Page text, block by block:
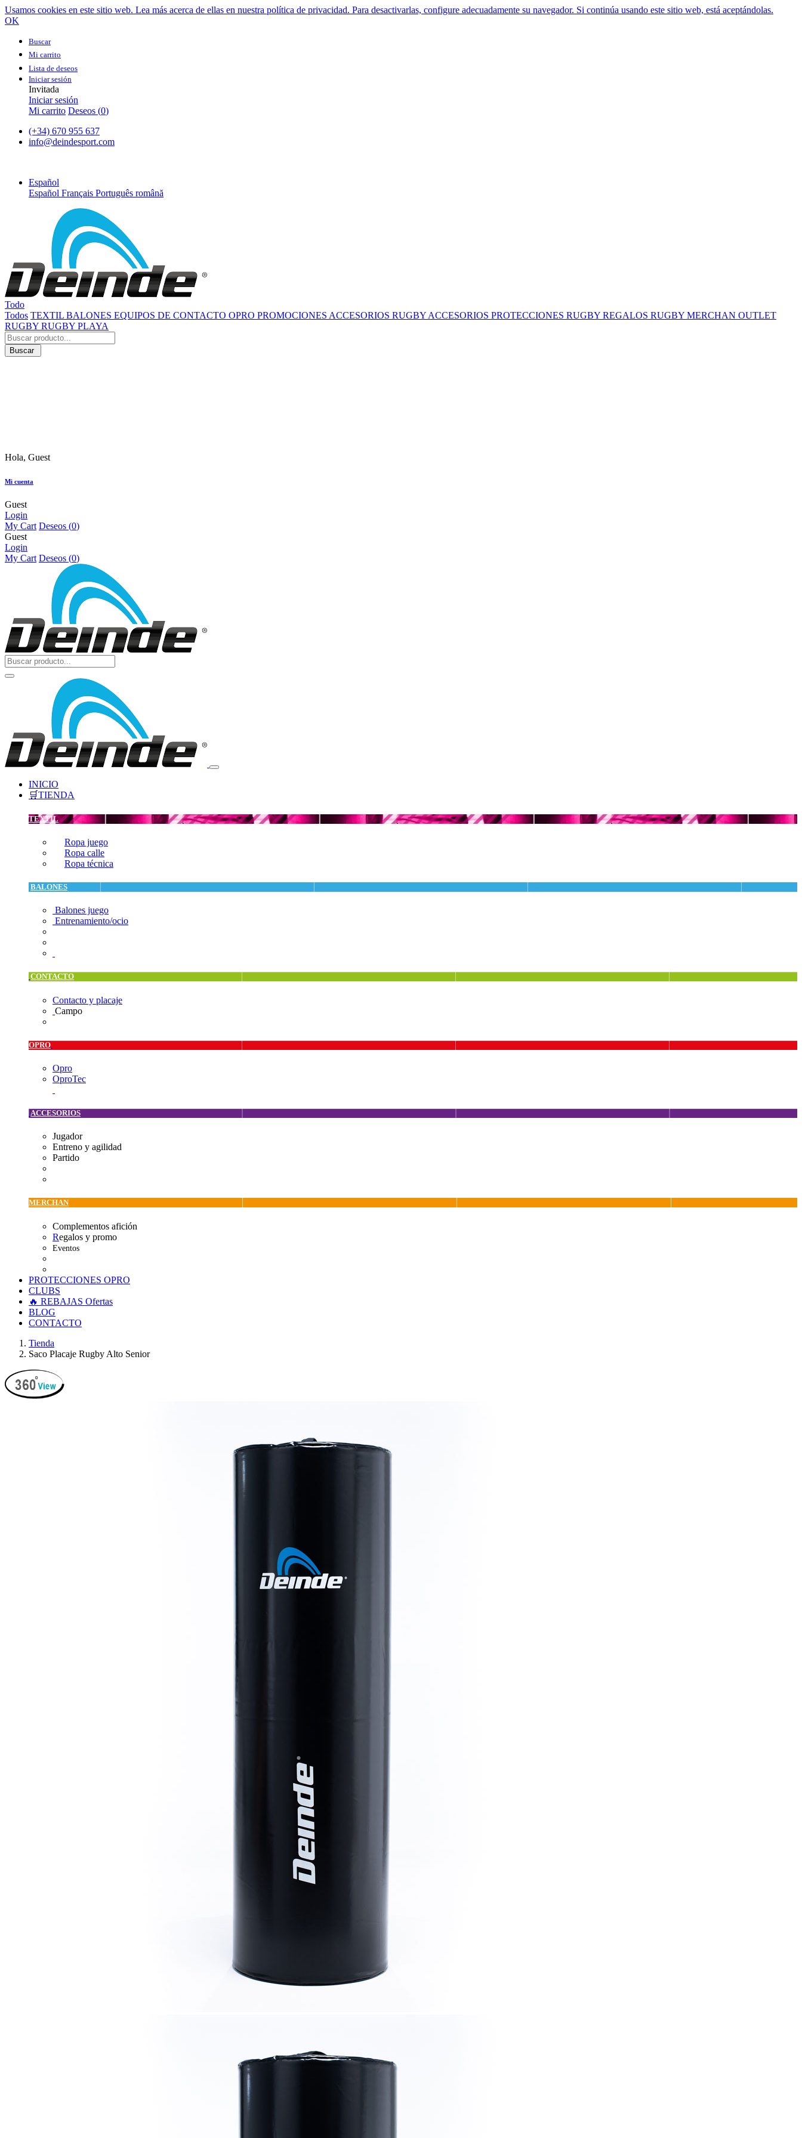
Usamos cookies en este sitio web. Lea más acerca de ellas en nuestra política de privacidad. Para desactivarlas, configure adecuadamente su navegador. Si continúa usando este sitio web, está aceptándolas.
OK
Buscar
Mi carrito
Lista de deseos
Iniciar sesión
Invitada
Iniciar sesión
Mi carrito Deseos (0)
(+34) 670 955 637
info@deindesport.com
Español
Español Français Português română
Todo
Todos TEXTIL BALONES EQUIPOS DE CONTACTO OPRO PROMOCIONES ACCESORIOS RUGBY ACCESORIOS PROTECCIONES RUGBY REGALOS RUGBY MERCHAN OUTLET
RUGBY RUGBY PLAYA
Buscar
Hola, Guest
Mi cuenta
Guest
Login
My Cart Deseos (0)
Guest
Login
My Cart Deseos (0)
INICIO
🛒TIENDA
TEXTIL
Ropa juego
Ropa calle
Ropa técnica
BALONES
Balones juego
Entrenamiento/ocio
CONTACTO
Contacto y placaje
Campo
OPRO
Opro
OproTec
ACCESORIOS
Jugador
Entreno y agilidad
Partido
MERCHAN
Complementos afición
Regalos y promo
Eventos
PROTECCIONES OPRO
CLUBS
🔥 REBAJAS Ofertas
BLOG
CONTACTO
Tienda
Saco Placaje Rugby Alto Senior